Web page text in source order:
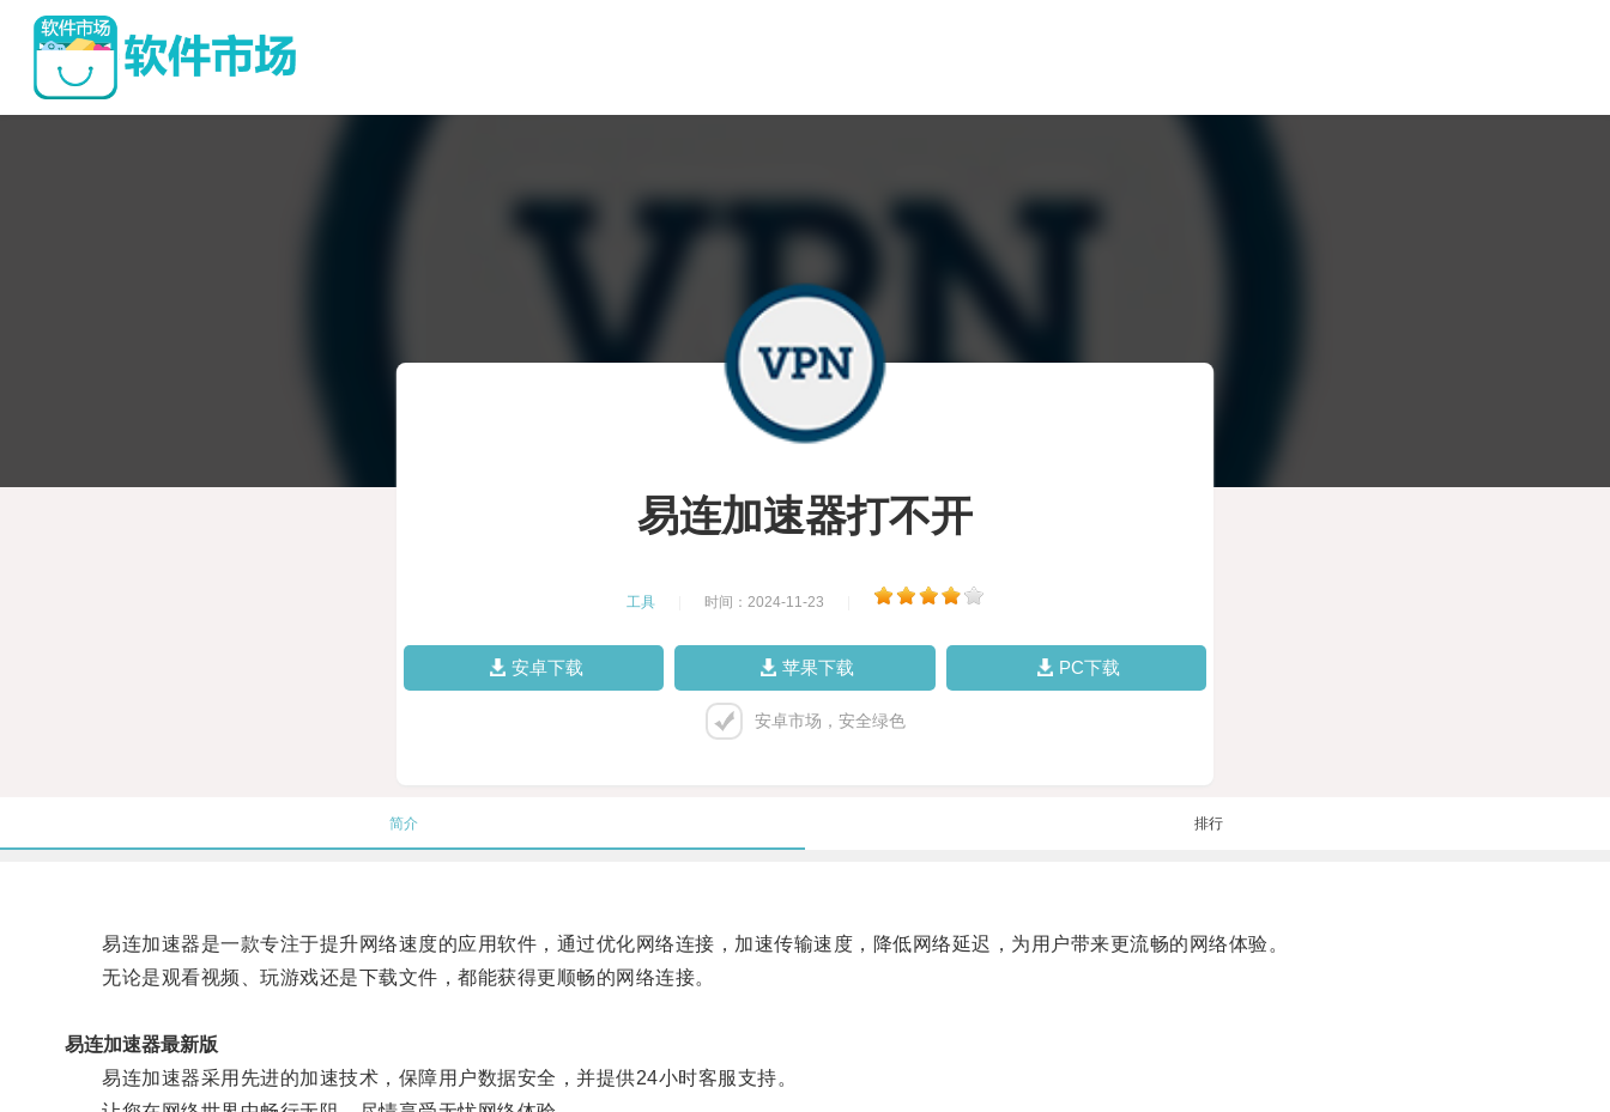
易连加速器打不开
工具 时间：2024-11-23
安卓下载 苹果下载 PC下载
安卓市场，安全绿色
简介 排行
易连加速器是一款专注于提升网络速度的应用软件，通过优化网络连接，加速传输速度，降低网络延迟，为用户带来更流畅的网络体验。
无论是观看视频、玩游戏还是下载文件，都能获得更顺畅的网络连接。
易连加速器最新版
易连加速器采用先进的加速技术，保障用户数据安全，并提供24小时客服支持。